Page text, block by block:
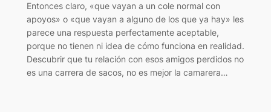
Entonces claro, «que vayan a un cole normal con
apoyos» o «que vayan a alguno de los que ya hay» les
parece una respuesta perfectamente aceptable,
porque no tienen ni idea de cómo funciona en realidad.
Descubrir que tu relación con esos amigos perdidos no
es una carrera de sacos, no es mejor la camarera…